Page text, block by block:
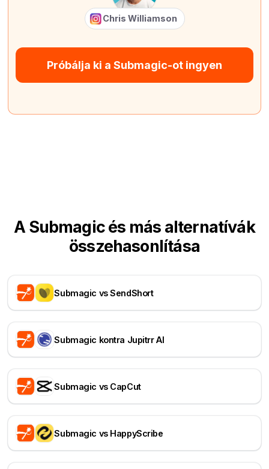
Chris Williamson
Próbálja ki a Submagic-ot ingyen
A Submagic és más alternatívák
összehasonlítása
Submagic vs SendShort
Submagic kontra Jupitrr AI
Submagic vs CapCut
Submagic vs HappyScribe